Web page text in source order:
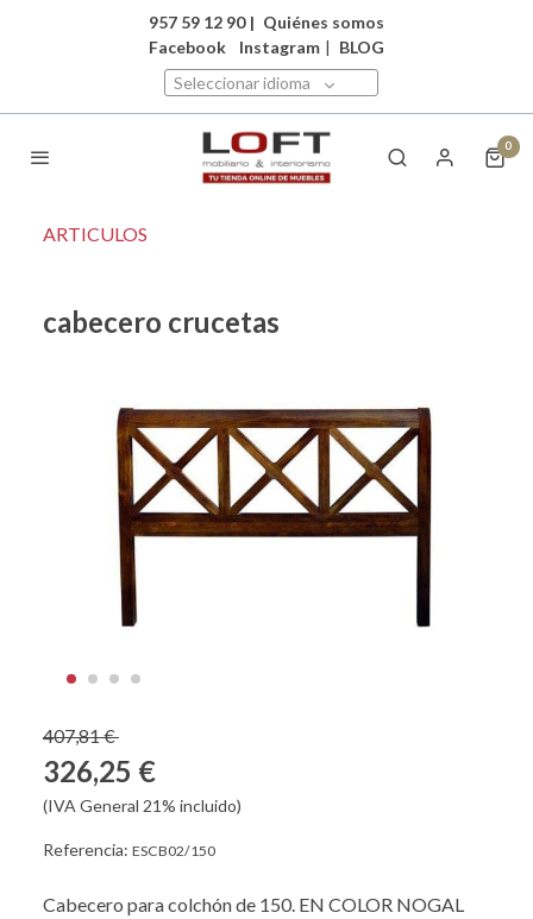
957 59 12 90 | Quiénes somos
Facebook
Instagram | BLOG
Seleccionar idioma
0
ARTICULOS
cabecero crucetas
407,81 €
326,25 €
(IVA General 21% incluido)
Referencia: ESCB02/150
Cabecero para colchón de 150. EN COLOR NOGAL